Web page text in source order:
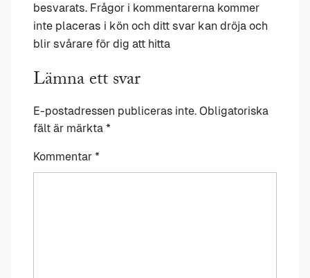
besvarats. Frågor i kommentarerna kommer
inte placeras i kön och ditt svar kan dröja och
blir svårare för dig att hitta
Lämna ett svar
E-postadressen publiceras inte. Obligatoriska
fält är märkta *
Kommentar *